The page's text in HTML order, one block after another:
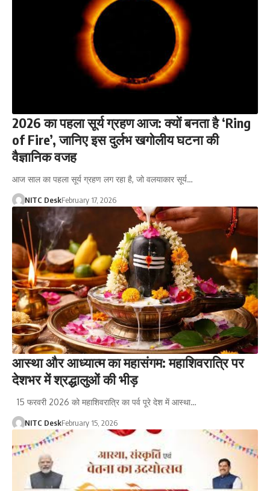
2026 का पहला सूर्य ग्रहण आज: क्यों बनता है ‘Ring
of Fire’, जानिए इस दुर्लभ खगोलीय घटना की
वैज्ञानिक वजह
आज साल का पहला सूर्य ग्रहण लग रहा है, जो वलयाकार सूर्य…
NITC DeskFebruary 17, 2026
आस्था और आध्यात्म का महासंगम: महाशिवरात्रि पर
देशभर में श्रद्धालुओं की भीड़
15 फरवरी 2026 को महाशिवरात्रि का पर्व पूरे देश में आस्था…
NITC DeskFebruary 15, 2026